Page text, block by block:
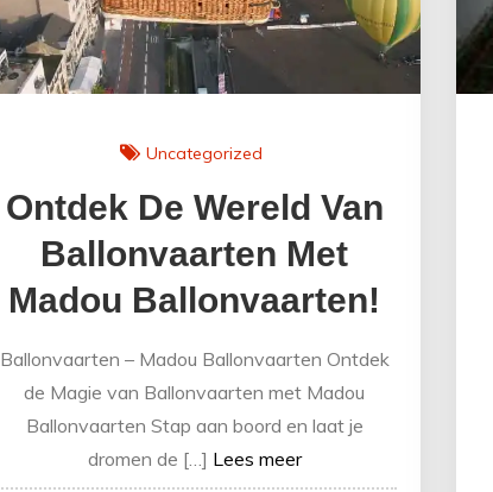
Uncategorized
Ontdek De Wereld Van
Ballonvaarten Met
Madou Ballonvaarten!
Ballonvaarten – Madou Ballonvaarten Ontdek
de Magie van Ballonvaarten met Madou
Ballonvaarten Stap aan boord en laat je
dromen de […] Lees meer